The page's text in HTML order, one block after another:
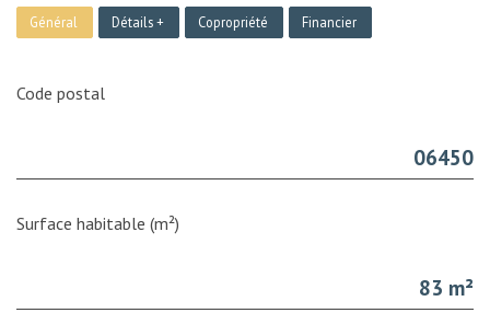
Général Détails + Copropriété Financier
Code postal
06450
Surface habitable (m²)
83 m²